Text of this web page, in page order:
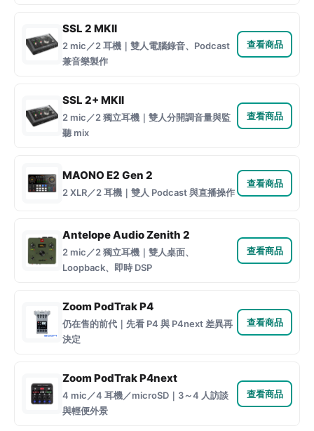
SSL 2 MKII
2 mic／2 耳機｜雙人電腦錄音、Podcast
兼音樂製作
查看商品
SSL 2+ MKII
2 mic／2 獨立耳機｜雙人分開調音量與監
聽 mix
查看商品
MAONO E2 Gen 2
2 XLR／2 耳機｜雙人 Podcast 與直播操作
查看商品
Antelope Audio Zenith 2
2 mic／2 獨立耳機｜雙人桌面、
Loopback、即時 DSP
查看商品
Zoom PodTrak P4
仍在售的前代｜先看 P4 與 P4next 差異再
決定
查看商品
Zoom PodTrak P4next
4 mic／4 耳機／microSD｜3～4 人訪談
與輕便外景
查看商品